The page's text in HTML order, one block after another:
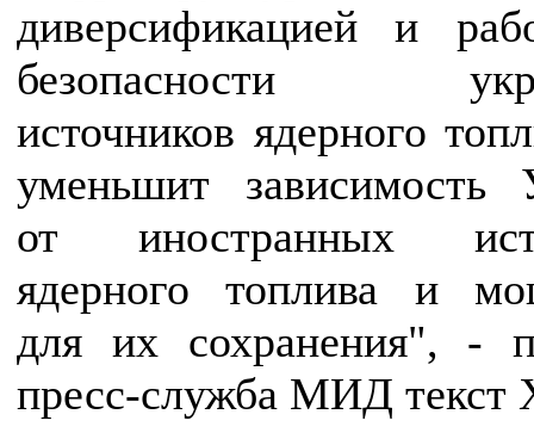
диверсификацией и
безопасности
источников ядерного
уменьшит зависимость
от иностранных
ядерного топлива и
для их сохранения", -
пресс-служба МИД текст